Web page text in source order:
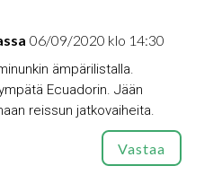
06/09/2020 klo 14:30
ämpärilistalla.
Ecuadorin. Jään
reissun jatkovaiheita.
Vastaa